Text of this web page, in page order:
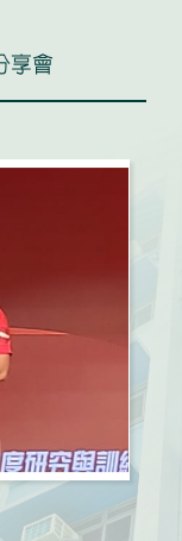
享會